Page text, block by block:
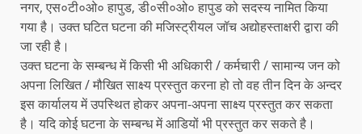
नगर, एस०टी०ओ० हापुड, डी०सी०ओ० हापुड को सदस्य नामित किया
गया है। उक्त घटित घटना की मजिस्ट्रीयल जॉच अद्योहस्ताक्षरी द्वारा की
जा रही है।
उक्त घटना के सम्बन्ध में किसी भी अधिकारी / कर्मचारी / सामान्य जन को
अपना लिखित / मौखित साक्ष्य प्रस्तुत करना हो तो वह तीन दिन के अन्दर
इस कार्यालय में उपस्थित होकर अपना-अपना साक्ष्य प्रस्तुत कर सकता
है। यदि कोई घटना के सम्बन्ध में आडियों भी प्रस्तुत कर सकते है।